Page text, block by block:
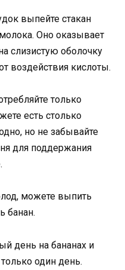
выпейте стакан
Оно оказывает
слизистую оболочку
воздействия кислоты.
только
есть столько
но не забывайте
для поддержания
можете выпить
банан.
день на бананах и
один день.